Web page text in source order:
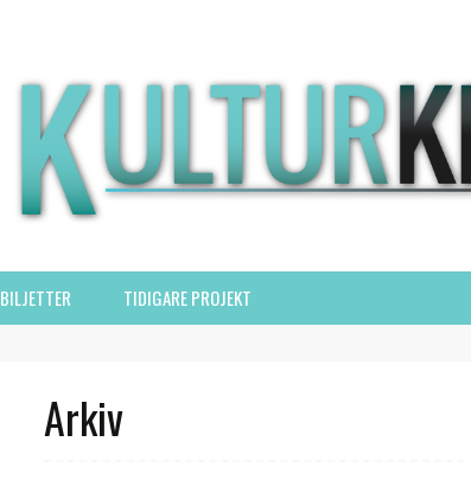
BILJETTER TIDIGARE PROJEKT
Arkiv